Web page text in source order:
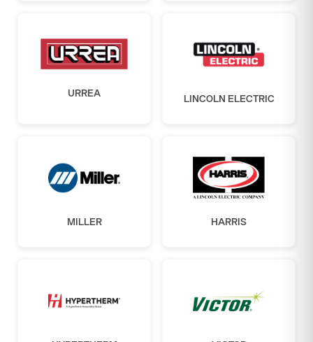
URREA LINCOLN ELECTRIC
MILLER HARRIS